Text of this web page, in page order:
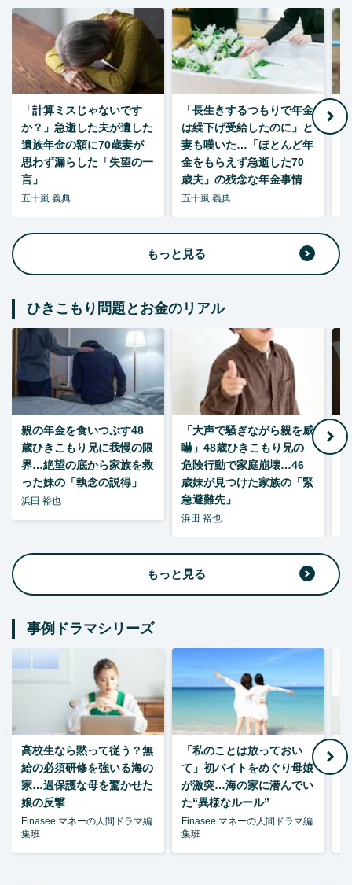
「計算ミスじゃないです
か？」急逝した夫が遺した
遺族年金の額に70歳妻が
思わず漏らした「失望の一
言」
五十嵐 義典
「長生きするつもりで年金
は繰下げ受給したのに」と
妻も嘆いた…「ほとんど年
金をもらえず急逝した70
歳夫」の残念な年金事情
五十嵐 義典
もっと見る
ひきこもり問題とお金のリアル
親の年金を食いつぶす48
歳ひきこもり兄に我慢の限
界…絶望の底から家族を救
った妹の「執念の説得」
浜田 裕也
「大声で騒ぎながら親を威
嚇」48歳ひきこもり兄の
危険行動で家庭崩壊…46
歳妹が見つけた家族の「緊
急避難先」
浜田 裕也
もっと見る
事例ドラマシリーズ
高校生なら黙って従う？無
給の必須研修を強いる海の
家…過保護な母を驚かせた
娘の反撃
Finasee マネーの人間ドラマ編
集班
「私のことは放っておい
て」初バイトをめぐり母娘
が激突…海の家に潜んでい
た“異様なルール”
Finasee マネーの人間ドラマ編
集班